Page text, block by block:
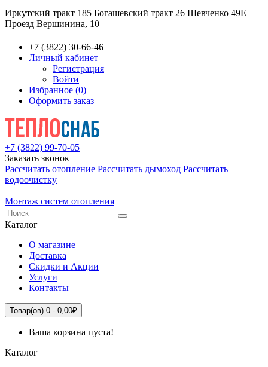
Иркутский тракт 185 Богашевский тракт 26 Шевченко 49Е
Проезд Вершинина, 10
+7 (3822) 30-66-46
Личный кабинет
Регистрация
Войти
Избранное (0)
Оформить заказ
+7 (3822) 99-70-05
Заказать звонок
Рассчитать отопление Рассчитать дымоход Рассчитать
водоочистку
Монтаж систем отопления
Каталог
О магазине
Доставка
Скидки и Акции
Услуги
Контакты
Товар(ов) 0 - 0,00₽
Ваша корзина пуста!
Каталог